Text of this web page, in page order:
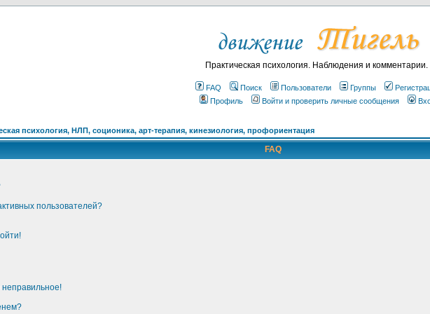
Практическая психология. Наблюдения и комментарии.
FAQ Поиск Пользователи Группы
Профиль
Войти и проверить личные сообщения
психология, НЛП, соционика, арт-терапия, кинезиология, профориентация
FAQ
пользователей?